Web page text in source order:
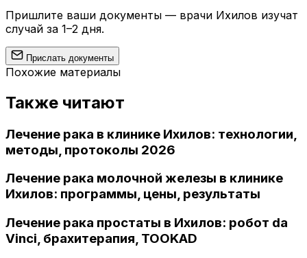
Пришлите ваши документы — врачи Ихилов изучат
случай за 1–2 дня.
Прислать документы
Похожие материалы
Также читают
Лечение рака в клинике Ихилов: технологии,
методы, протоколы 2026
Лечение рака молочной железы в клинике
Ихилов: программы, цены, результаты
Лечение рака простаты в Ихилов: робот da
Vinci, брахитерапия, TOOKAD